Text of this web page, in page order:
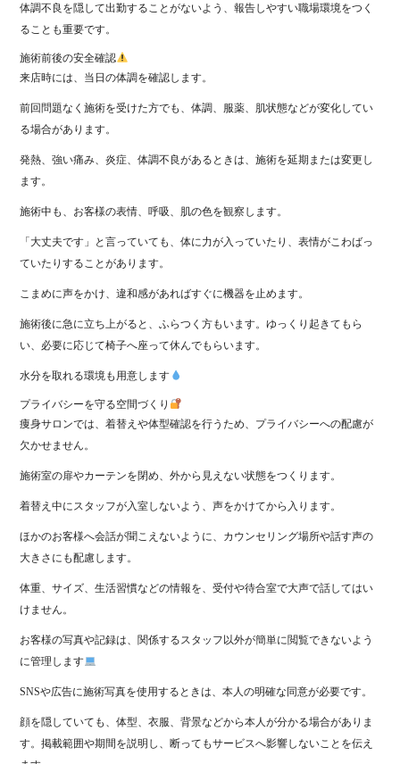
体調不良を隠して出勤することがないよう、報告しやすい職場環境をつく
ることも重要です。
施術前後の安全確認
来店時には、当日の体調を確認します。
前回問題なく施術を受けた方でも、体調、服薬、肌状態などが変化してい
る場合があります。
発熱、強い痛み、炎症、体調不良があるときは、施術を延期または変更し
ます。
施術中も、お客様の表情、呼吸、肌の色を観察します。
「大丈夫です」と言っていても、体に力が入っていたり、表情がこわばっ
ていたりすることがあります。
こまめに声をかけ、違和感があればすぐに機器を止めます。
施術後に急に立ち上がると、ふらつく方もいます。ゆっくり起きてもら
い、必要に応じて椅子へ座って休んでもらいます。
水分を取れる環境も用意します
プライバシーを守る空間づくり
痩身サロンでは、着替えや体型確認を行うため、プライバシーへの配慮が
欠かせません。
施術室の扉やカーテンを閉め、外から見えない状態をつくります。
着替え中にスタッフが入室しないよう、声をかけてから入ります。
ほかのお客様へ会話が聞こえないように、カウンセリング場所や話す声の
大きさにも配慮します。
体重、サイズ、生活習慣などの情報を、受付や待合室で大声で話してはい
けません。
お客様の写真や記録は、関係するスタッフ以外が簡単に閲覧できないよう
に管理します
SNSや広告に施術写真を使用するときは、本人の明確な同意が必要です。
顔を隠していても、体型、衣服、背景などから本人が分かる場合がありま
す。掲載範囲や期間を説明し、断ってもサービスへ影響しないことを伝え